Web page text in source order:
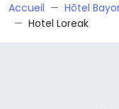
Accueil Hôtel
Hotel Loreak